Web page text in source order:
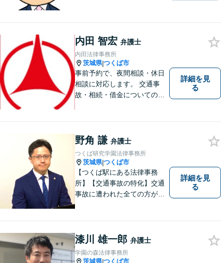
にお問合せください。
内田 智宏 弁護士
内田法律事務所
茨城県|つくば市
事前予約で、夜間相談・休日
相談に対応します。 交通事
故・相続・借金についてのご
詳細を見
る
野角 謙 弁護士
つくば研究学園法律事務所
茨城県|つくば市
【つくば駅にある法律事務
所】【交通事故の特化】交通
事故に遭われた全ての方が適
ニケーションを大切にし、最
善の解決へと導きます。
詳細を見
る
漆川 雄一郎 弁護士
学園の森法律事務所
茨城県|つくば市